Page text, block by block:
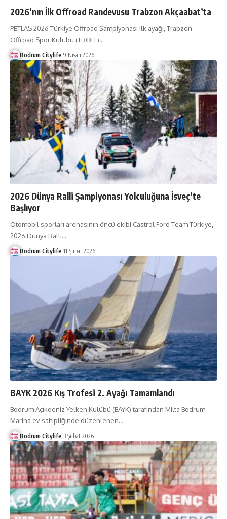
2026’nın İlk Offroad Randevusu Trabzon Akçaabat’ta
PETLAS 2026 Türkiye Offroad Şampiyonası ilk ayağı, Trabzon
Offroad Spor Kulübü (TROFF)…
Bodrum Citylife 9 Nisan 2026
2026 Dünya Ralli Şampiyonası Yolculuğuna İsveç’te
Başlıyor
Otomobil sporları arenasının öncü ekibi Castrol Ford Team Türkiye,
2026 Dünya Ralli…
Bodrum Citylife 11 Şubat 2026
BAYK 2026 Kış Trofesi 2. Ayağı Tamamlandı
Bodrum Açıkdeniz Yelken Kulübü (BAYK) tarafından Milta Bodrum
Marina ev sahipliğinde düzenlenen…
Bodrum Citylife 3 Şubat 2026